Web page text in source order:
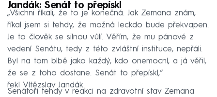
Jandák: Senát to přepískl
„Všichni říkali, že to je konečná. Jak Zemana znám,
říkal jsem si tehdy, že možná leckdo bude překvapen.
Je to člověk se silnou vůlí. Věřím, že mu pánové z
vedení Senátu, tedy z této zvláštní instituce, nepřáli.
Byl na tom blbě jako každý, kdo onemocní, a já věřil,
že se z toho dostane. Senát to přepískl,“
řekl Vítězslav Jandák.
Senátoři tehdy v reakci na zdravotní stav Zemana